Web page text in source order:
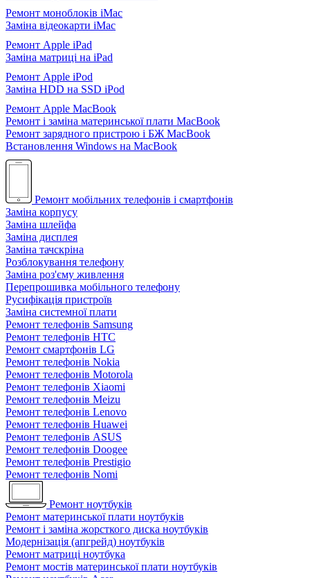
Ремонт моноблоків iMac
Заміна відеокарти iMac
Ремонт Apple iPad
Заміна матриці на iPad
Ремонт Apple iPod
Заміна HDD на SSD iPod
Ремонт Apple MacBook
Ремонт і заміна материнської плати MacBook
Ремонт зарядного пристрою і БЖ MacBook
Встановлення Windows на MacBook
Ремонт мобільних телефонів і смартфонів
Заміна корпусу
Заміна шлейфа
Заміна дисплея
Заміна тачскріна
Розблокування телефону
Заміна роз'єму живлення
Перепрошивка мобільного телефону
Русифікація пристроїв
Заміна системної плати
Ремонт телефонів Samsung
Ремонт телефонів HTC
Ремонт смартфонів LG
Ремонт телефонів Nokia
Ремонт телефонів Motorola
Ремонт телефонів Xiaomi
Ремонт телефонів Meizu
Ремонт телефонів Lenovo
Ремонт телефонів Huawei
Ремонт телефонів ASUS
Ремонт телефонів Doogee
Ремонт телефонів Prestigio
Ремонт телефонів Nomi
Ремонт ноутбуків
Ремонт материнської плати ноутбуків
Ремонт і заміна жорсткого диска ноутбуків
Модернізація (апгрейд) ноутбуків
Ремонт матриці ноутбука
Ремонт мостів материнської плати ноутбуків